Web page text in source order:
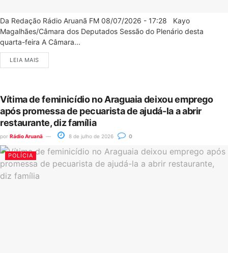
Da Redação Rádio Aruanã FM 08/07/2026 - 17:28 Kayo
Magalhães/Câmara dos Deputados Sessão do Plenário desta
quarta-feira A Câmara...
LEIA MAIS
Vítima de feminicídio no Araguaia deixou emprego
após promessa de pecuarista de ajudá-la a abrir
restaurante, diz família
por Rádio Aruanã 8 de julho de 2026 0
POLÍCIA